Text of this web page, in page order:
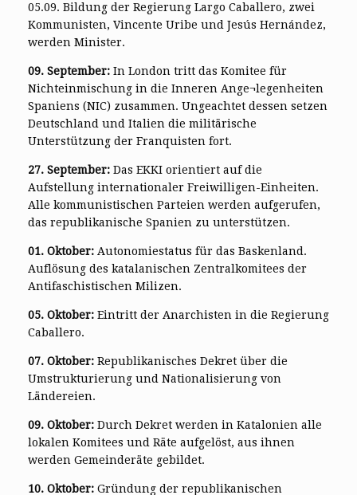
05.09. Bildung der Regierung Largo Caballero, zwei
Kommunisten, Vincente Uribe und Jesús Hernández,
werden Minister.
09. September: In London tritt das Komitee für
Nichteinmischung in die Inneren Ange¬legenheiten
Spaniens (NIC) zusammen. Ungeachtet dessen setzen
Deutschland und Italien die militärische
Unterstützung der Franquisten fort.
27. September: Das EKKI orientiert auf die
Aufstellung internationaler Freiwilligen-Einheiten.
Alle kommunistischen Parteien werden aufgerufen,
das republikanische Spanien zu unterstützen.
01. Oktober: Autonomiestatus für das Baskenland.
Auflösung des katalanischen Zentralkomitees der
Antifaschistischen Milizen.
05. Oktober: Eintritt der Anarchisten in die Regierung
Caballero.
07. Oktober: Republikanisches Dekret über die
Umstrukturierung und Nationalisierung von
Ländereien.
09. Oktober: Durch Dekret werden in Katalonien alle
lokalen Komitees und Räte aufgelöst, aus ihnen
werden Gemeinderäte gebildet.
10. Oktober: Gründung der republikanischen